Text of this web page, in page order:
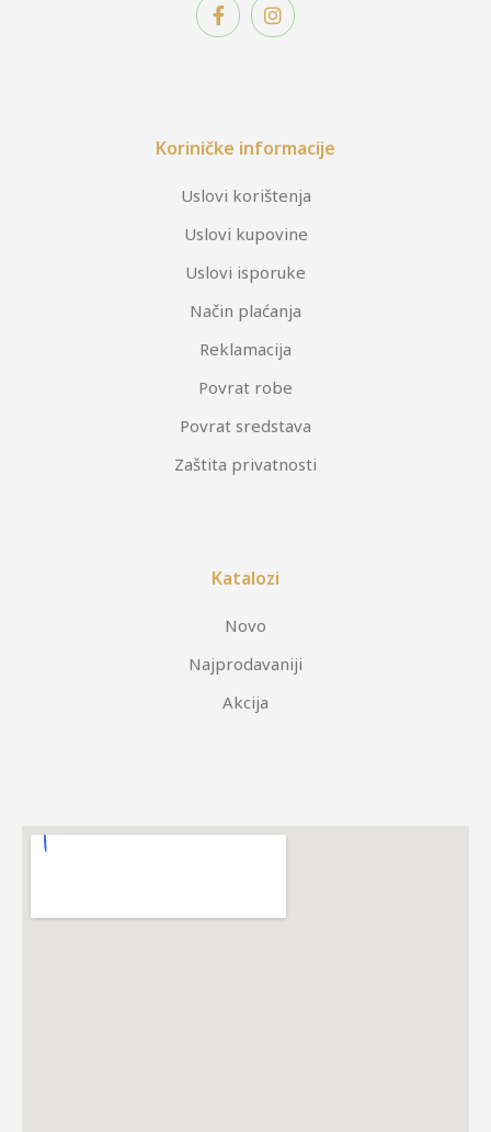
Koriničke informacije
Uslovi korištenja
Uslovi kupovine
Uslovi isporuke
Način plaćanja
Reklamacija
Povrat robe
Povrat sredstava
Zaštita privatnosti
Katalozi
Novo
Najprodavaniji
Akcija